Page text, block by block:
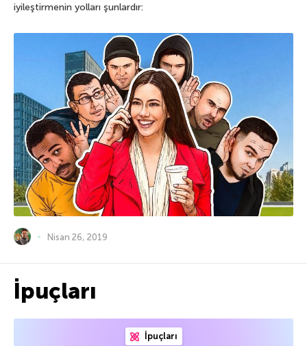
iyileştirmenin yolları şunlardır:
Nisan 26, 2019
İpuçları
İpuçları